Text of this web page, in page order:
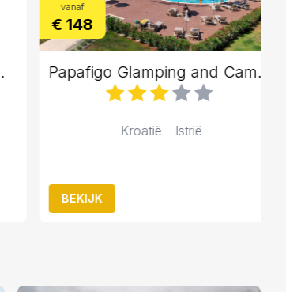
vanaf
€ 148
Papafigo Glamping and Camping Resort
Kroatië - Istrië
BEKIJK